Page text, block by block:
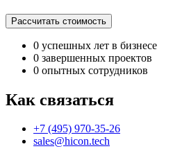
Рассчитать стоимость
0 успешных лет в бизнесе
0 завершенных проектов
0 опытных сотрудников
Как связаться
+7 (495) 970-35-26
sales@hicon.tech